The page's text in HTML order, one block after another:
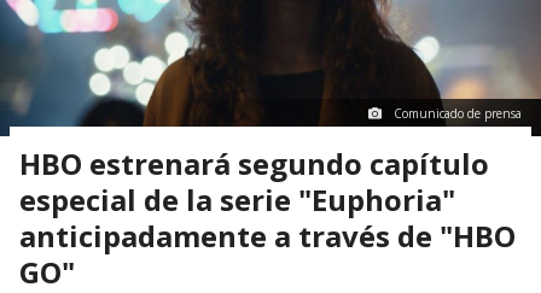
Comunicado de prensa
HBO estrenará segundo capítulo
especial de la serie "Euphoria"
anticipadamente a través de "HBO
GO"